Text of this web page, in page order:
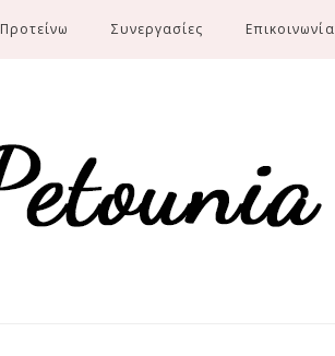
Προτείνω Συνεργασίες Επικοινωνία